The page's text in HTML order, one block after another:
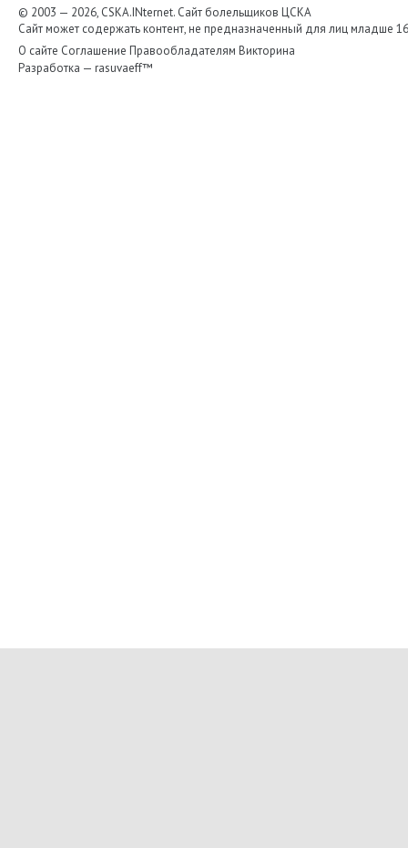
© 2003 — 2026, CSKA.INternet. Cайт болельщиков ЦСКА
Сайт может содержать контент, не предназначенный для лиц младше
О сайте Соглашение Правообладателям Викторина
Разработка — rasuvaeff™